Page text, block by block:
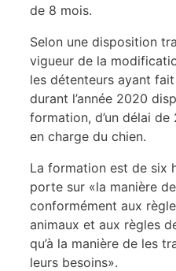
de 8 mois.
Selon une disposition
vigueur de la
les détenteurs ayant fait
durant l’année 2020
formation, d’un délai
en charge du chien.
La formation est de six
porte sur «la manière
conformément aux
animaux et aux règles
qu’à la manière de les
leurs besoins».